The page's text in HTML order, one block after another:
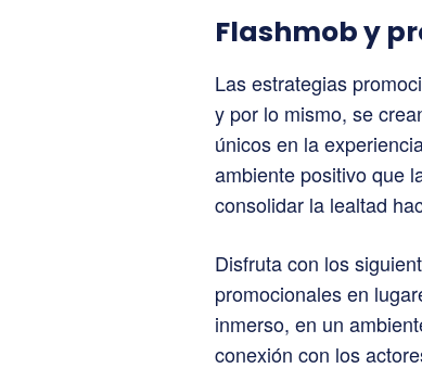
Flashmob y
Las estrategias
y por lo mismo, se
únicos en la
ambiente positivo que
consolidar la lealtad
Disfruta con los
promocionales en
inmerso, en un
conexión con los